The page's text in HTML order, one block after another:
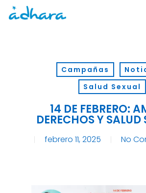
Skip
main
Campañas
Salud Sexual
14 DE FEBRERO:
DERECHOS Y SALUD
febrero 11, 2025 No